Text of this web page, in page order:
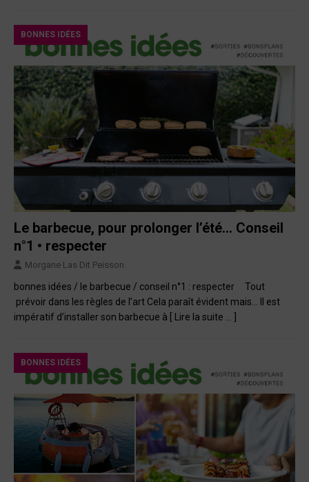
BONNES IDÉES
Le barbecue, pour prolonger l’été… Conseil
n°1 • respecter
Morgane Las Dit Peisson
bonnes idées / le barbecue / conseil n°1 : respecter Tout
prévoir dans les règles de l’art Cela paraît évident mais… Il est
impératif d’installer son barbecue à
[ Lire la suite … ]
BONNES IDÉES